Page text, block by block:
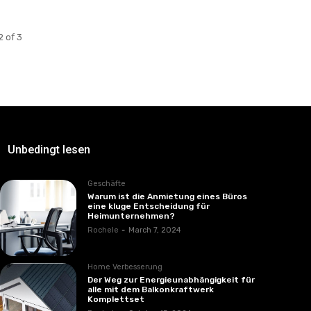
of 3
Unbedingt lesen
Geschäfte
Warum ist die Anmietung eines Büros
eine kluge Entscheidung für
Heimunternehmen?
Rochele - March 7, 2024
Home Verbesserung
Der Weg zur Energieunabhängigkeit für
alle mit dem Balkonkraftwerk
Komplettset